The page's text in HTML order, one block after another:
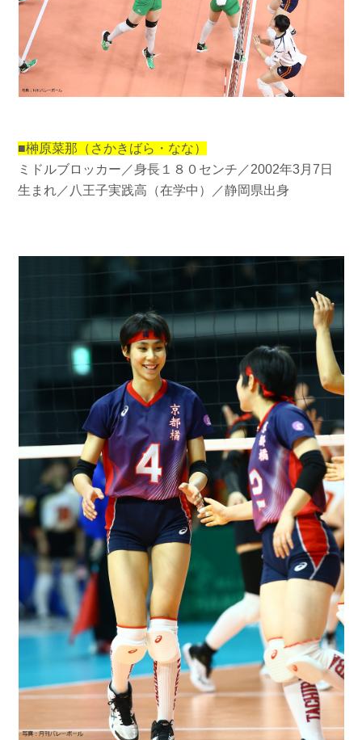
■榊原菜那（さかきばら・なな）
ミドルブロッカー／身長１８０センチ／2002年3月7日
生まれ／ 八王子実践高（在学中）／静岡県出身